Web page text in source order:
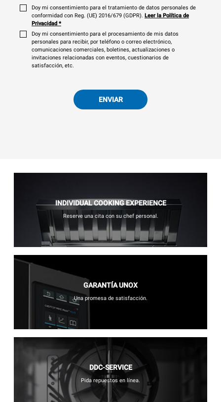
Doy mi consentimiento para el tratamiento de datos personales de
conformidad con Reg. (UE) 2016/679 (GDPR). Leer la Política de
Privacidad *
Doy mi consentimiento para el procesamiento de mis datos
personales para recibir, por teléfono o correo electrónico,
comunicaciones comerciales, boletines, actualizaciones o
invitaciones relacionadas con eventos, cuestionarios de
satisfacción, etc.
ENVIAR
INDIVIDUAL COOKING EXPERIENCE
Reserve una cita con su chef personal.
GARANTÍA UNOX
Una promesa de satisfacción.
DDC-SERVICE
Pida repuestos en línea.